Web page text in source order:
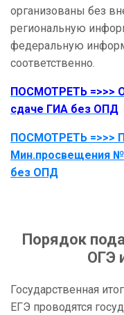
организованы без
региональную
федеральную
соответственно.
ПОСМОТРЕТЬ =>>>
сдаче ГИА без ОПД
ПОСМОТРЕТЬ =>>>
Мин.просвещения
без ОПД
Порядок
ОГЭ
Государственная
ЕГЭ проводятся